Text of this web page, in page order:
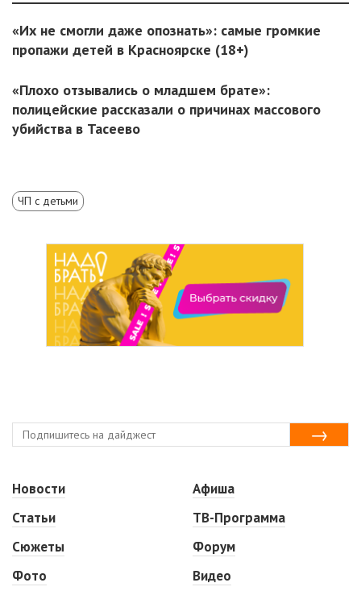
«Их не смогли даже опознать»: самые громкие
пропажи детей в Красноярске (18+)
«Плохо отзывались о младшем брате»:
полицейские рассказали о причинах массового
убийства в Тасеево
ЧП с детьми
Новости
Статьи
Сюжеты
Фото
Афиша
ТВ-Программа
Форум
Видео